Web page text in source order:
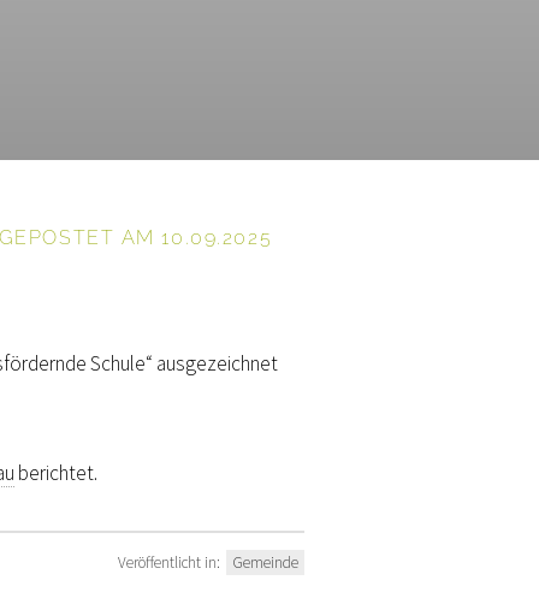
AM 10.09.2025
Schule“ ausgezeichnet
berichtet.
Veröffentlicht in: Gemeinde